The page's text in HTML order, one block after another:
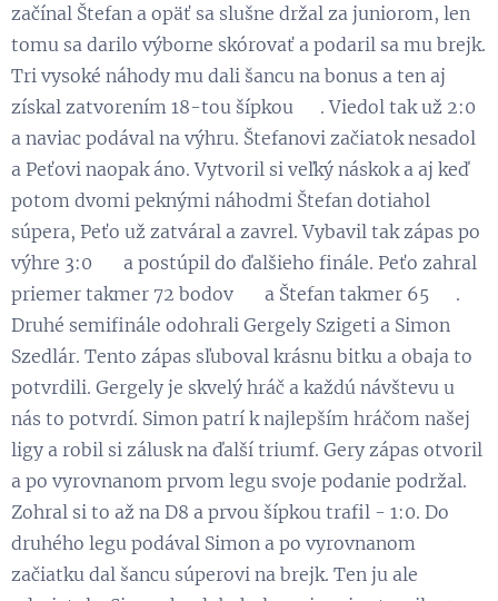
začínal Štefan a opäť sa slušne držal za juniorom, len
tomu sa darilo výborne skórovať a podaril sa mu brejk.
Tri vysoké náhody mu dali šancu na bonus a ten aj
získal zatvorením 18-tou šípkou 😉. Viedol tak už 2:0
a naviac podával na výhru. Štefanovi začiatok nesadol
a Peťovi naopak áno. Vytvoril si veľký náskok a aj keď
potom dvomi peknými náhodmi Štefan dotiahol
súpera, Peťo už zatváral a zavrel. Vybavil tak zápas po
výhre 3:0 💪 a postúpil do ďalšieho finále. Peťo zahral
priemer takmer 72 bodov 👏 a Štefan takmer 65 😉.
Druhé semifinále odohrali Gergely Szigeti a Simon
Szedlár. Tento zápas sľuboval krásnu bitku a obaja to
potvrdili. Gergely je skvelý hráč a každú návštevu u
nás to potvrdí. Simon patrí k najlepším hráčom našej
ligy a robil si zálusk na ďalší triumf. Gery zápas otvoril
a po vyrovnanom prvom legu svoje podanie podržal.
Zohral si to až na D8 a prvou šípkou trafil - 1:0. Do
druhého legu podával Simon a po vyrovnanom
začiatku dal šancu súperovi na brejk. Ten ju ale